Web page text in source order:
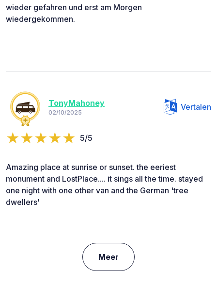
wieder gefahren und erst am Morgen
wiedergekommen.
TonyMahoney
02/10/2025
Vertalen
5/5
Amazing place at sunrise or sunset. the eeriest
monument and LostPlace.... it sings all the time. stayed
one night with one other van and the German 'tree
dwellers'
Meer